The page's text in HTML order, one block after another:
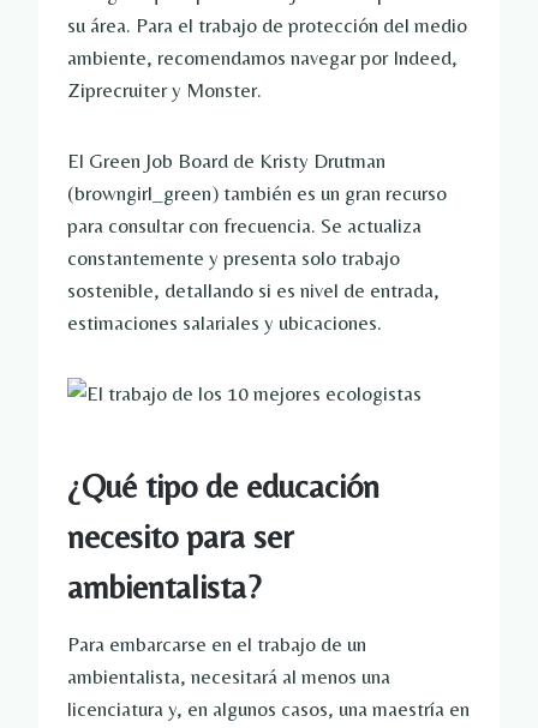
su área. Para el trabajo de protección del medio
ambiente, recomendamos navegar por Indeed,
Ziprecruiter y Monster.
El Green Job Board de Kristy Drutman
(browngirl_green) también es un gran recurso
para consultar con frecuencia. Se actualiza
constantemente y presenta solo trabajo
sostenible, detallando si es nivel de entrada,
estimaciones salariales y ubicaciones.
¿Qué tipo de educación
necesito para ser
ambientalista?
Para embarcarse en el trabajo de un
ambientalista, necesitará al menos una
licenciatura y, en algunos casos, una maestría en